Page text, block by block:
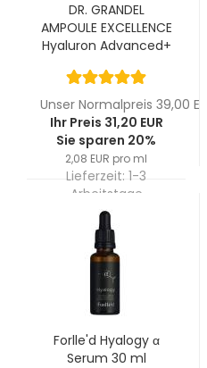
DR. GRANDEL
AMPOULE EXCELLENCE
Hyaluron Advanced+
Unser Normalpreis 39,00 EUR
Ihr Preis 31,20 EUR
Sie sparen 20%
2,08 EUR pro ml
Lieferzeit: 1-3
Arbeitstage
Forlle'd Hyalogy α
Serum 30 ml